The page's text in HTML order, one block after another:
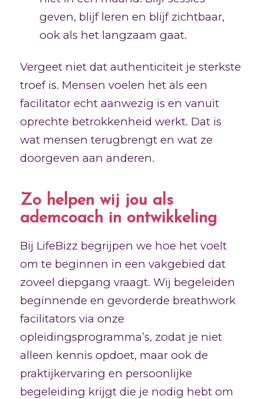
geven, blijf leren en blijf zichtbaar,
ook als het langzaam gaat.
Vergeet niet dat authenticiteit je sterkste
troef is. Mensen voelen het als een
facilitator echt aanwezig is en vanuit
oprechte betrokkenheid werkt. Dat is
wat mensen terugbrengt en wat ze
doorgeven aan anderen.
Zo helpen wij jou als
ademcoach in ontwikkeling
Bij LifeBizz begrijpen we hoe het voelt
om te beginnen in een vakgebied dat
zoveel diepgang vraagt. Wij begeleiden
beginnende en gevorderde breathwork
facilitators via onze
opleidingsprogramma’s, zodat je niet
alleen kennis opdoet, maar ook de
praktijkervaring en persoonlijke
begeleiding krijgt die je nodig hebt om